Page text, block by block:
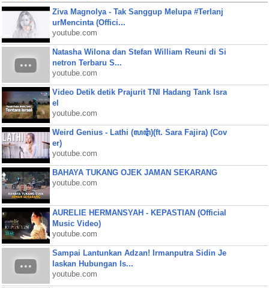
Ziva Magnolya - Tak Sanggup Melupa #Terlanj
urMencinta (Offici...
youtube.com
Natasha Wilona dan Stefan William Reuni di Si
netron Terbaru S...
youtube.com
Video Detik detik Prajurit TNI Hadang Tank Isra
el
youtube.com
Weird Genius - Lathi (ꦭꦛꦶ)(ft. Sara Fajira) (Cov
er)
youtube.com
BAHAYA TUKANG OJEK JAMAN SEKARANG
youtube.com
AURELIE HERMANSYAH - KEPASTIAN (Official
Music Video)
youtube.com
Sampai Lantunkan Adzan! Irmanputra Sidin Je
laskan Hubungan Is...
youtube.com